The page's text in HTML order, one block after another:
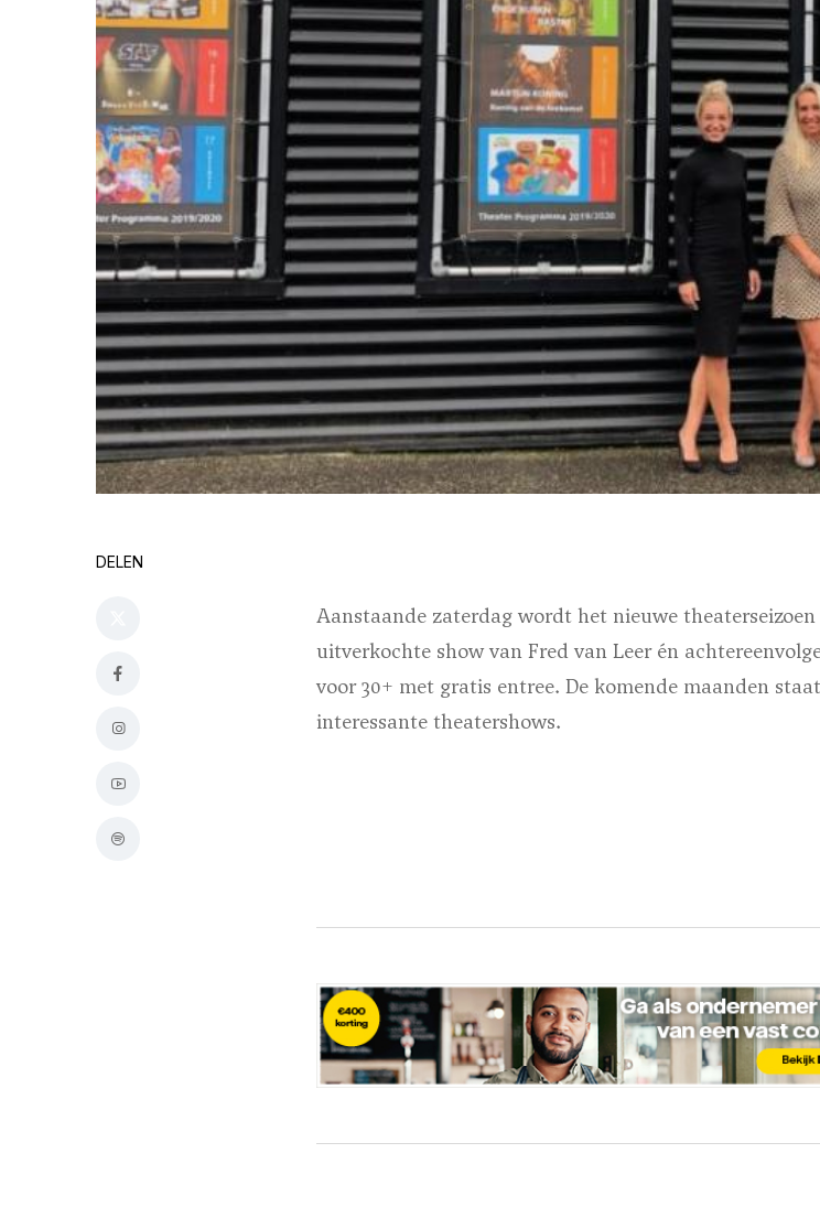
DELEN
Aanstaande zaterdag wordt het nieuwe
uitverkochte show van Fred van Leer én
voor 30+ met gratis entree. De komende maanden
interessante theatershows.